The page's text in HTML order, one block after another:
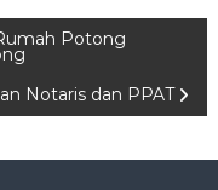
Potong
Notaris dan PPAT